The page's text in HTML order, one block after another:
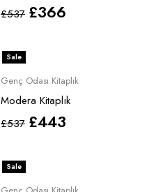
£537 £366
Sale
Genç Odası Kitaplık
Modera Kitaplık
£537 £443
Sale